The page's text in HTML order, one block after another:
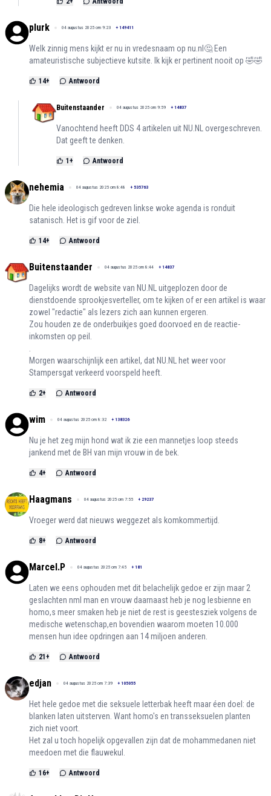
plurk 04 augustus 2025 om 9:23 + 149411
Welk zinnig mens kijkt er nu in vredesnaam op nu.nl🤔 Een
amateuristische subjectieve kutsite. Ik kijk er pertinent nooit op 🤣🤣
14+ Antwoord
Buitenstaander 04 augustus 2025 om 9:59 + 14837
Vanochtend heeft DDS 4 artikelen uit NU.NL overgeschreven.
Dat geeft te denken.
1+ Antwoord
nehemia 04 augustus 2025 om 8:48 + 535763
Die hele ideologisch gedreven linkse woke agenda is ronduit
satanisch. Het is gif voor de ziel.
14+ Antwoord
Buitenstaander 04 augustus 2025 om 8:44 + 14837
Dagelijks wordt de website van NU.NL uitgeplozen door de
dienstdoende sprookjesverteller, om te kijken of er een artikel is waar
zowel "redactie" als lezers zich aan kunnen ergeren.
Zou houden ze de onderbuikjes goed doorvoed en de reactie-
inkomsten op peil.
Morgen waarschijnlijk een artikel, dat NU.NL het weer voor
Stampersgat verkeerd voorspeld heeft.
2+ Antwoord
wim 04 augustus 2025 om 8:32 + 138326
Nu je het zeg mijn hond wat ik zie een mannetjes loop steeds
jankend met de BH van mijn vrouw in de bek.
4+ Antwoord
Haagmans 04 augustus 2025 om 7:55 + 29237
Vroeger werd dat nieuws weggezet als komkommertijd.
8+ Antwoord
Marcel.P 04 augustus 2025 om 7:45 + 181
Laten we eens ophouden met dit belachelijk gedoe er zijn maar 2
geslachten nml man en vrouw daarnaast heb je nog lesbienne en
homo,s meer smaken heb je niet de rest is geestesziek volgens de
medische wetenschap,en bovendien waarom moeten 10.000
mensen hun idee opdringen aan 14 miljoen anderen.
21+ Antwoord
edjan 04 augustus 2025 om 7:39 + 105055
Het hele gedoe met die seksuele letterbak heeft maar éen doel: de
blanken laten uitsterven. Want homo's en transseksuelen planten
zich niet voort.
Het zal u toch hopelijk opgevallen zijn dat de mohammedanen niet
meedoen met die flauwekul.
16+ Antwoord